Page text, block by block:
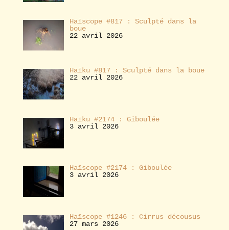
Haïscope #817 : Sculpté dans la
boue
22 avril 2026
Haïku #817 : Sculpté dans la boue
22 avril 2026
Haïku #2174 : Giboulée
3 avril 2026
Haïscope #2174 : Giboulée
3 avril 2026
Haïscope #1246 : Cirrus décousus
27 mars 2026